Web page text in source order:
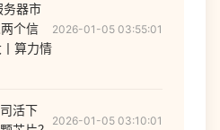
务器市
个信
算力情
2026-01-05 03:55:01
活下
2026-01-05 03:10:01